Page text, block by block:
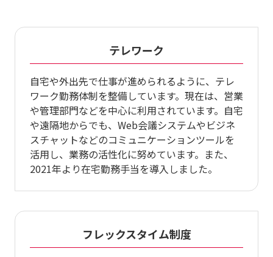
テレワーク
自宅や外出先で仕事が進められるように、テレ
ワーク勤務体制を整備しています。現在は、営業
や管理部門などを中心に利用されています。自宅
や遠隔地からでも、Web会議システムやビジネ
スチャットなどのコミュニケーションツールを
活用し、業務の活性化に努めています。また、
2021年より在宅勤務手当を導入しました。
フレックスタイム制度